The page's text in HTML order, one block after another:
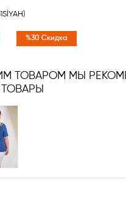
%30 Скидка
ТОВАРОМ МЫ